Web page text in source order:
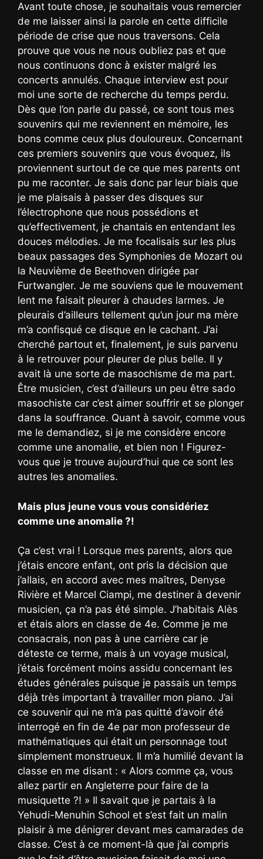
Avant toute chose, je souhaitais vous remercier
de me laisser ainsi la parole en cette difficile
période de crise que nous traversons. Cela
prouve que vous ne nous oubliez pas et que
nous continuons donc à exister malgré les
concerts annulés. Chaque interview est pour
moi une sorte de recherche du temps perdu.
Dès que l’on parle du passé, ce sont tous mes
souvenirs qui me reviennent en mémoire, les
bons comme ceux plus douloureux. Concernant
ces premiers souvenirs que vous évoquez, ils
proviennent surtout de ce que mes parents ont
pu me raconter. Je sais donc par leur biais que
je me plaisais à passer des disques sur
l’électrophone que nous possédions et
qu’effectivement, je chantais en entendant les
douces mélodies. Je me focalisais sur les plus
beaux passages des Symphonies de Mozart ou
la Neuvième de Beethoven dirigée par
Furtwangler. Je me souviens que le mouvement
lent me faisait pleurer à chaudes larmes. Je
pleurais d’ailleurs tellement qu’un jour ma mère
m’a confisqué ce disque en le cachant. J’ai
cherché partout et, finalement, je suis parvenu
à le retrouver pour pleurer de plus belle. Il y
avait là une sorte de masochisme de ma part.
Être musicien, c’est d’ailleurs un peu être sado
masochiste car c’est aimer souffrir et se plonger
dans la souffrance. Quant à savoir, comme vous
me le demandiez, si je me considère encore
comme une anomalie, et bien non ! Figurez-
vous que je trouve aujourd’hui que ce sont les
autres les anomalies.
Mais plus jeune vous vous considériez
comme une anomalie ?!
Ça c’est vrai ! Lorsque mes parents, alors que
j’étais encore enfant, ont pris la décision que
j’allais, en accord avec mes maîtres, Denyse
Rivière et Marcel Ciampi, me destiner à devenir
musicien, ça n’a pas été simple. J’habitais Alès
et étais alors en classe de 4e. Comme je me
consacrais, non pas à une carrière car je
déteste ce terme, mais à un voyage musical,
j’étais forcément moins assidu concernant les
études générales puisque je passais un temps
déjà très important à travailler mon piano. J’ai
ce souvenir qui ne m’a pas quitté d’avoir été
interrogé en fin de 4e par mon professeur de
mathématiques qui était un personnage tout
simplement monstrueux. Il m’a humilié devant la
classe en me disant : « Alors comme ça, vous
allez partir en Angleterre pour faire de la
musiquette ?! » Il savait que je partais à la
Yehudi-Menuhin School et s’est fait un malin
plaisir à me dénigrer devant mes camarades de
classe. C’est à ce moment-là que j’ai compris